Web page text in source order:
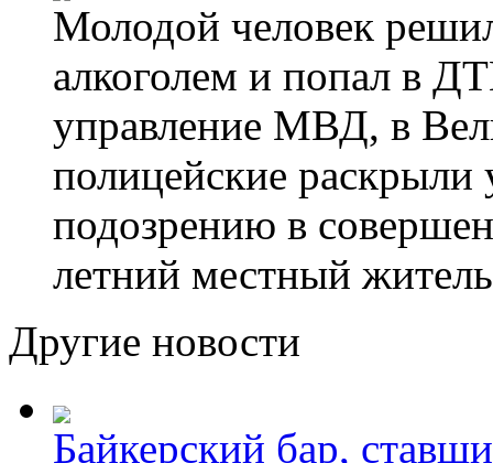
Молодой человек
алкоголем и попал в
управление МВД, в
полицейские
подозрению в
летний местный
Другие новости
Байкерский бар,